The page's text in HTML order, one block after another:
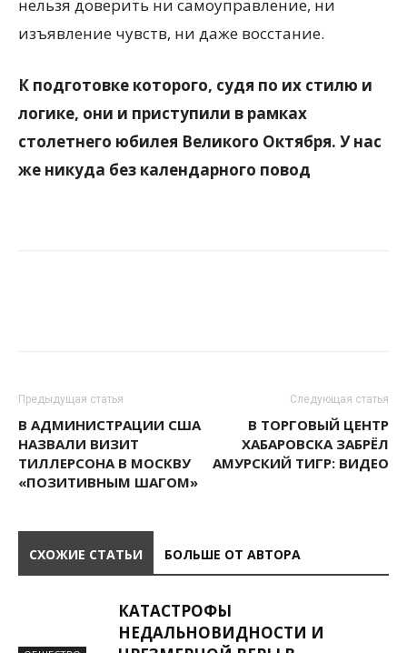
нельзя доверить ни самоуправление, ни
изъявление чувств, ни даже восстание.
К подготовке которого, судя по их стилю и
логике, они и приступили в рамках
столетнего юбилея Великого Октября. У нас
же никуда без календарного повод
Предыдущая статья
В АДМИНИСТРАЦИИ США
НАЗВАЛИ ВИЗИТ
ТИЛЛЕРСОНА В МОСКВУ
«ПОЗИТИВНЫМ ШАГОМ»
Следующая статья
В ТОРГОВЫЙ ЦЕНТР
ХАБАРОВСКА ЗАБРЁЛ
АМУРСКИЙ ТИГР: ВИДЕО
СХОЖИЕ СТАТЬИ БОЛЬШЕ ОТ АВТОРА
КАТАСТРОФЫ
НЕДАЛЬНОВИДНОСТИ И